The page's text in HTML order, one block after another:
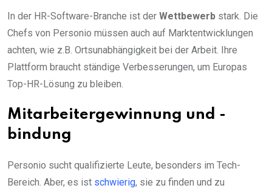
In der HR-Software-Branche ist der Wettbewerb stark. Die
Chefs von Personio müssen auch auf Marktentwicklungen
achten, wie z.B. Ortsunabhängigkeit bei der Arbeit. Ihre
Plattform braucht ständige Verbesserungen, um Europas
Top-HR-Lösung zu bleiben.
Mitarbeitergewinnung und -
bindung
Personio sucht qualifizierte Leute, besonders im Tech-
Bereich. Aber, es ist schwierig, sie zu finden und zu